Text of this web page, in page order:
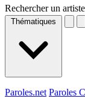
Rechercher un
Thématiques
Paroles.net Paroles